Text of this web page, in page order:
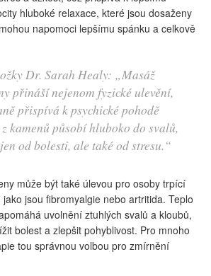
hluboké relaxace, které jsou dosaženy
napomoci lepšímu spánku a celkově
Dr. Sarah Healy: „Masáž
přináší nejenom fyzické ulevění,
přispívá k psychické pohodě
kamenů působí hluboko do svalů,
od bolesti, ale také od stresu.“
může být také úlevou pro osoby trpící
jsou fibromyalgie nebo artritida. Teplo
uvolnění ztuhlých svalů a kloubů,
bolest a zlepšit pohyblivost. Pro mnoho
tou správnou volbou pro zmírnění